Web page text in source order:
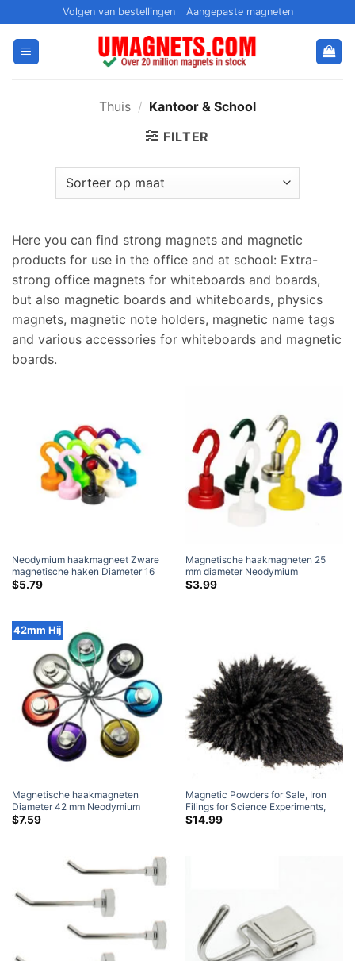
naar
inhoud
Volgen van bestellingen Aangepaste magneten
Thuis / Kantoor & School
FILTER
Here you can find strong magnets and magnetic
products for use in the office and at school: Extra-
strong office magnets for whiteboards and boards,
but also magnetic boards and whiteboards, physics
magnets, magnetic note holders, magnetic name tags
and various accessories for whiteboards and magnetic
boards.
Neodymium haakmagneet Zware
magnetische haken Diameter 16
mm magneten
$5.79
Magnetische haakmagneten 25
mm diameter Neodymium
potmagneet met haak Sterk
$3.99
42mm Hij
Magnetische haakmagneten
Diameter 42 mm Neodymium
Potmagneet met 360 Roterende
$7.59
Magnetic Powders for Sale, Iron
Filings for Science Experiments,
Iron Powder for Magnet Education
$14.99